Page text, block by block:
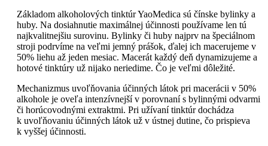
Základom alkoholových tinktúr YaoMedica sú čínske bylinky a
huby. Na dosiahnutie maximálnej účinnosti používame len tú
najkvalitnejšiu surovinu. Bylinky či huby najprv na špeciálnom
stroji podrvíme na veľmi jemný prášok, ďalej ich macerujeme v
50% liehu až jeden mesiac. Macerát každý deň dynamizujeme a
hotové tinktúry už nijako neriedime. Čo je veľmi dôležité.
Mechanizmus uvoľňovania účinných látok pri macerácii v 50%
alkohole je oveľa intenzívnejší v porovnaní s bylinnými odvarmi
či horúcovodnými extraktmi. Pri užívaní tinktúr dochádza
k uvoľňovaniu účinných látok už v ústnej dutine, čo prispieva
k vyššej účinnosti.